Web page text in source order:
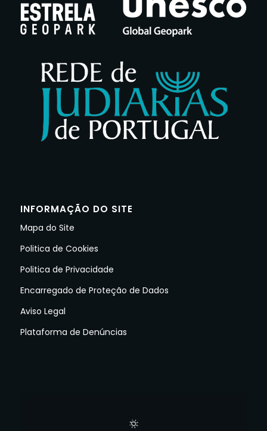
INFORMAÇÃO DO SITE
Mapa do Site
Politica de Cookies
Politica de Privacidade
Encarregado de Proteção de Dados
Aviso Legal
Plataforma de Denúncias